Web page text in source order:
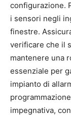
configurazione.
i sensori negli
finestre.
verificare che il
mantenere una
essenziale per
impianto di
impegnativa,